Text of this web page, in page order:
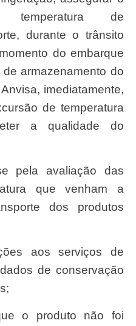
temperatura de
durante o trânsito
do embarque
armazenamento do
imediatamente,
de temperatura
a qualidade do
que venham a
dos produtos
de conservação